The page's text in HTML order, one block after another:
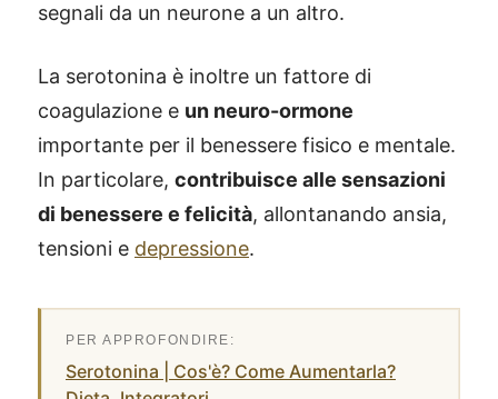
segnali da un neurone a un altro.
La serotonina è inoltre un fattore di
coagulazione e un neuro-ormone
importante per il benessere fisico e mentale.
In particolare, contribuisce alle sensazioni
di benessere e felicità, allontanando ansia,
tensioni e depressione.
Serotonina | Cos'è? Come Aumentarla?